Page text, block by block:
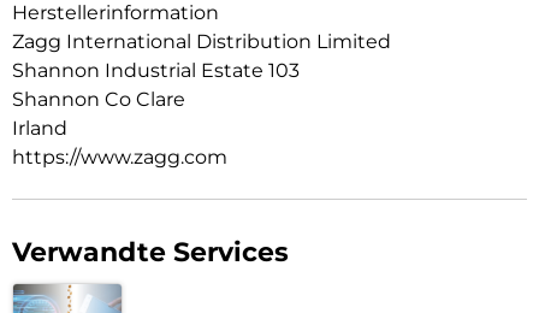
Herstellerinformation
Zagg International Distribution Limited
Shannon Industrial Estate 103
Shannon Co Clare
Irland
https://www.zagg.com
Verwandte Services